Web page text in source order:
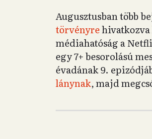
Augusztusban több
törvényrehivatkozva
médiahatóság a
egy 7+ besorolású
évadának 9.
lánynak, majd